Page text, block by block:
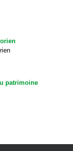
patrimoine